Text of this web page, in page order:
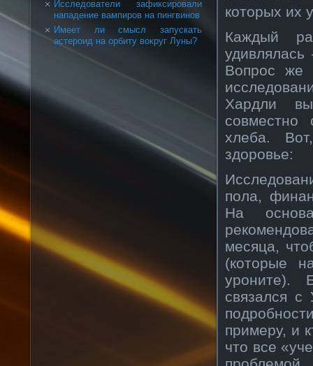
Исследователи зафиксировали
нападение вампиров на пингвинов
Имеет ли смысл запускать
астероид на орбиту вокруг Луны?
которых их
Каждый
Вопрос же
Хардли
совместно
хлеба.
здоровье:
пола,
На
месяца,
(которые
уроните).
связался с
примеру, и
что все